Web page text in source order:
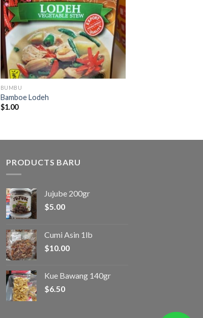
BUMBU
Bamboe Lodeh
$1.00
PRODUCTS BARU
Jujube 200gr
$5.00
Cumi Asin 1lb
$10.00
Kue Bawang 140gr
$6.50